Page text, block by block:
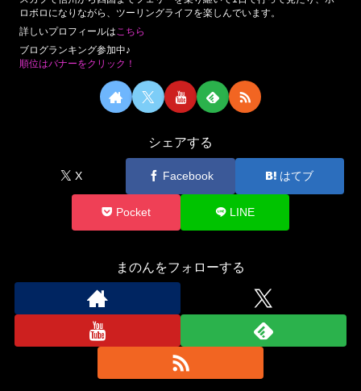
ロボロになりながら、ツーリングライフを楽しんでいます。
詳しいプロフィールは こちら
ブログランキング参加中♪
順位はバナーをクリック！
シェアする
X Facebook はてブ
Pocket LINE
まのんをフォローする